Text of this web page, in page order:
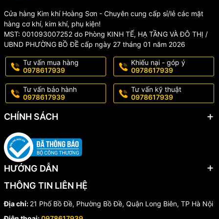
Cửa hàng Kim khí Hoàng Sơn - Chuyên cung cấp sỉ/lẻ các mặt
hàng cơ khí, kim khí, phụ kiện!
MST: 001093007252 do Phòng KINH TẾ, HẠ TẦNG VÀ ĐÔ THỊ /
UBND PHƯỜNG BỒ ĐỀ cấp ngày 27 tháng 01 năm 2026
Tư vấn mua hàng
0978617939
Khiếu nại - góp ý
0978617939
Tư vấn bảo hành
0978617939
Tư vấn kỹ thuật
0978617939
CHÍNH SÁCH
HƯỚNG DẪN
THÔNG TIN LIÊN HỆ
Địa chỉ: 21 Phố Bồ Đề, Phường Bồ Đề, Quận Long Biên, TP Hà Nội